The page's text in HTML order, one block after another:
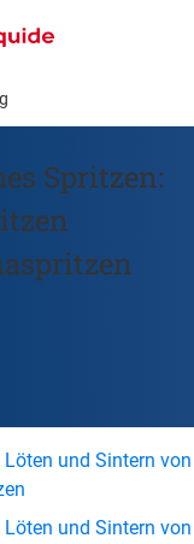
Spritzen:
Löten und Sintern
Löten und Sintern